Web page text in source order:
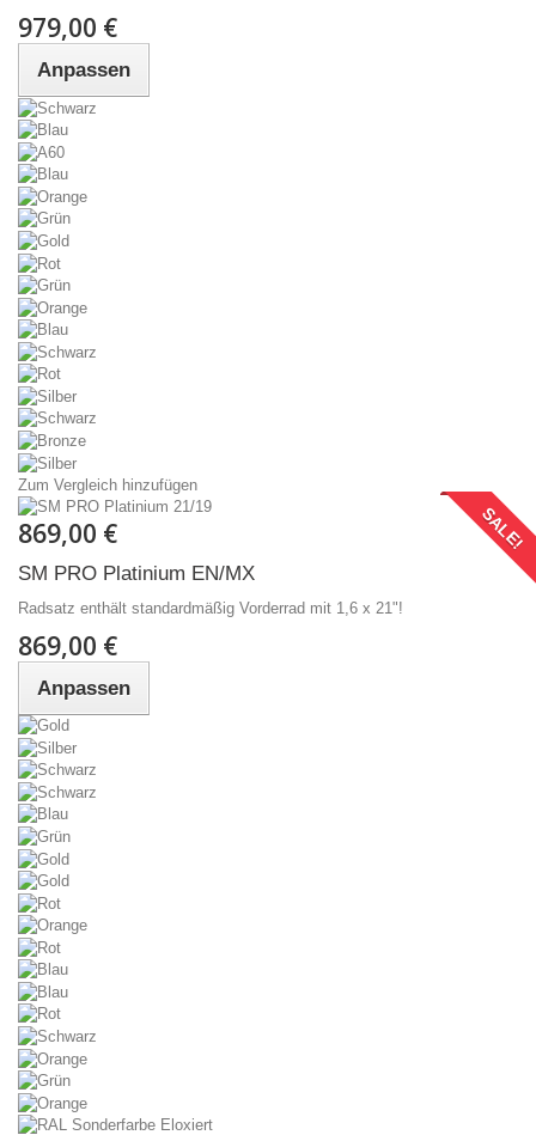
979,00 €
Anpassen
Zum Vergleich hinzufügen
869,00 € SALE!
SM PRO Platinium EN/MX
Radsatz enthält standardmäßig Vorderrad mit 1,6 x 21"!
869,00 €
Anpassen